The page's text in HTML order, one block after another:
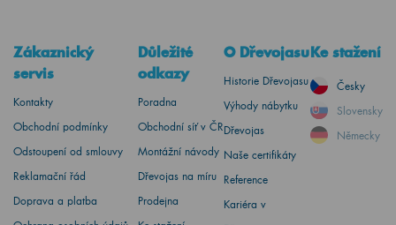
Zákaznický
servis
Kontakty
Obchodní podmínky
Odstoupení od smlouvy
Reklamační řád
Doprava a platba
Důležité
odkazy
Poradna
Obchodní síť v ČR
Montážní návody
Dřevojas na míru
Prodejna
O Dřevojasu
Historie Dřevojasu
Výhody nábytku
Dřevojas
Naše certifikáty
Reference
Kariéra v
Ke stažení
Česky
Slovensky
Německy